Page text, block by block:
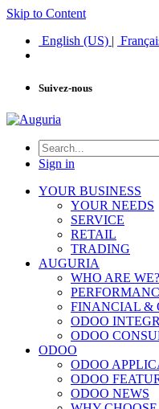
Skip to Content
English (US) |
Suivez-nous
Sign in
YOUR BUSINESS
YOUR NEEDS
SERVICE
RETAIL
TRADING
AUGURIA
WHO ARE WE?
FINANCIAL &
ODOO
ODOO
ODOO
ODOO
ODOO
ODOO NEWS